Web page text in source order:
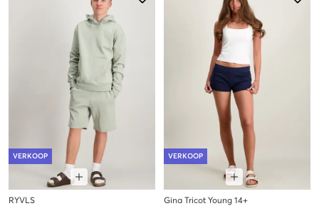
VERKOOP
RYVLS
VERKOOP
Gina Tricot Young 14+